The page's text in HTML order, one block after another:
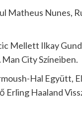
Matheus Nunes,
Mellett Ilkay
City Színeiben.
Hal Együtt,
Erling Haaland